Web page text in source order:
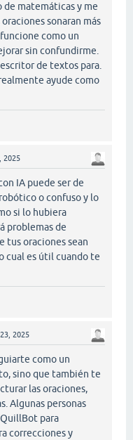
de matemáticas y me
sonaran más
como un
sin confundirme.
de textos para.
ayude como
2025
IA puede ser de
o confuso y lo
si lo hubiera
problemas de
tus oraciones sean
cual es útil cuando te
2025
como un
sino que también te
las oraciones,
Algunas personas
para
correcciones y